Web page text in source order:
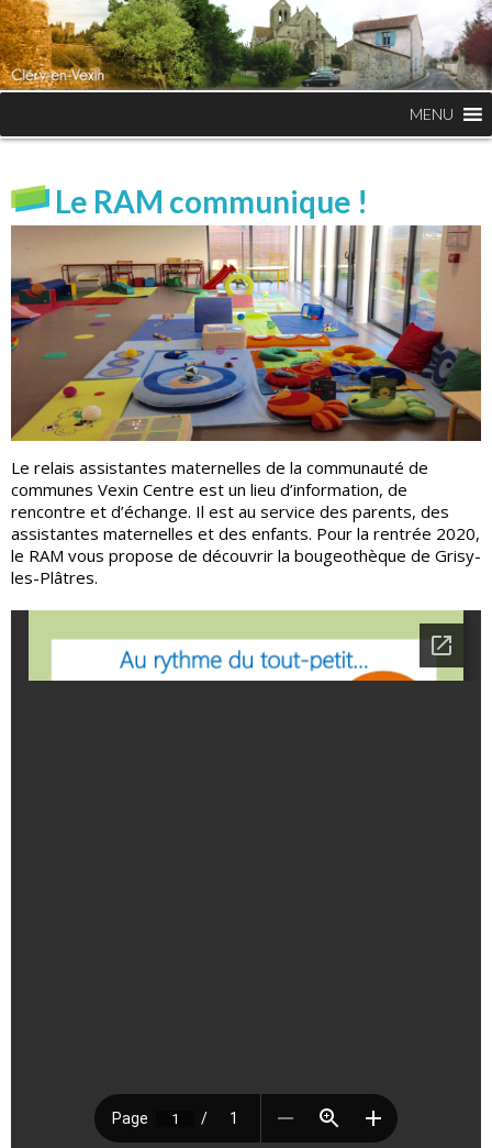
MENU
Le RAM communique !
Le relais assistantes maternelles de la communauté de
communes Vexin Centre est un lieu d’information, de
rencontre et d’échange. Il est au service des parents, des
assistantes maternelles et des enfants. Pour la rentrée 2020,
le RAM vous propose de découvrir la bougeothèque de Grisy-
les-Plâtres.